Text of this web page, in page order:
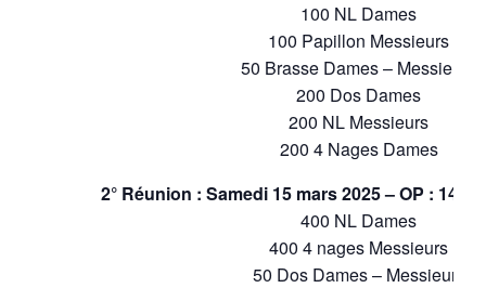
100 NL Dames
100 Papillon Messieurs
50 Brasse Dames – Messieurs
200 Dos Dames
200 NL Messieurs
200 4 Nages Dames
2° Réunion : Samedi 15 mars 2025 – OP :
400 NL Dames
400 4 nages Messieurs
50 Dos Dames – Messieurs